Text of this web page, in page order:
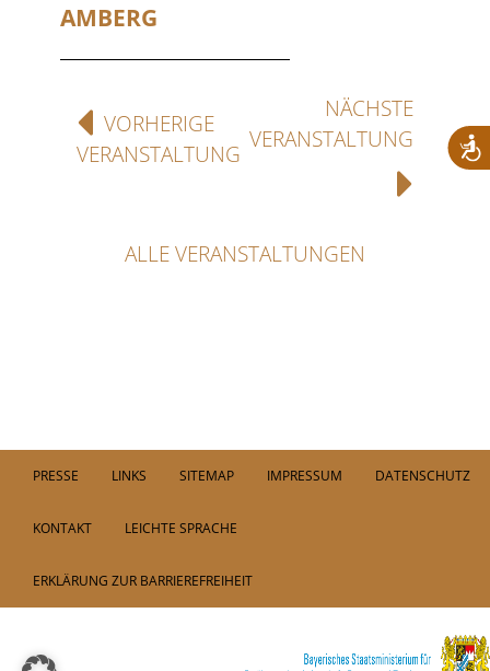
AMBERG
VORHERIGE
VERANSTALTUNG
NÄCHSTE
VERANSTALTUNG
ALLE VERANSTALTUNGEN
PRESSE LINKS SITEMAP IMPRESSUM DATENSCHUTZ
KONTAKT LEICHTE SPRACHE
ERKLÄRUNG ZUR BARRIEREFREIHEIT